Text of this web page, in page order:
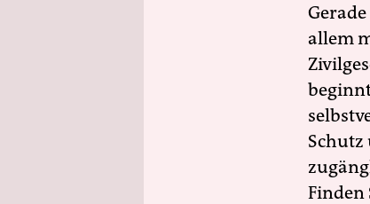
allem
Schutz
Finden